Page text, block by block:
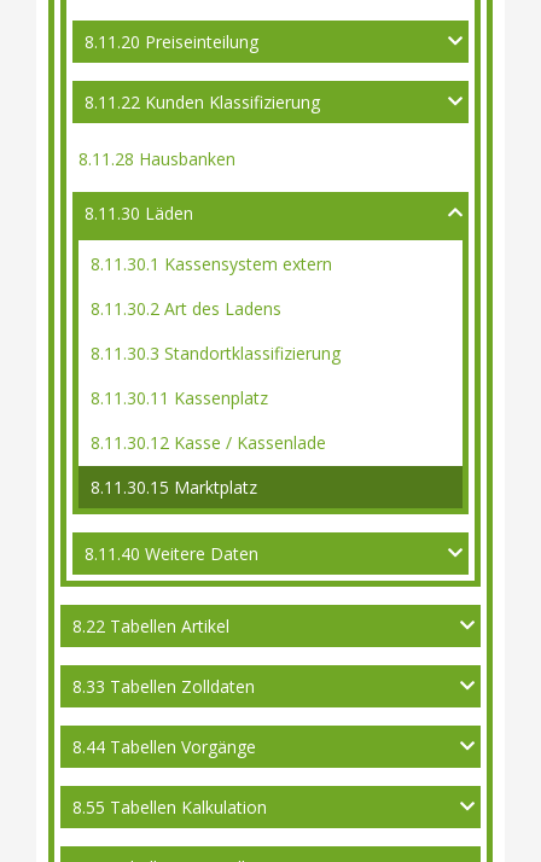
8.11.20 Preiseinteilung
8.11.22 Kunden Klassifizierung
8.11.28 Hausbanken
8.11.30 Läden
8.11.30.1 Kassensystem extern
8.11.30.2 Art des Ladens
8.11.30.3 Standortklassifizierung
8.11.30.11 Kassenplatz
8.11.30.12 Kasse / Kassenlade
8.11.30.15 Marktplatz
8.11.40 Weitere Daten
8.22 Tabellen Artikel
8.33 Tabellen Zolldaten
8.44 Tabellen Vorgänge
8.55 Tabellen Kalkulation